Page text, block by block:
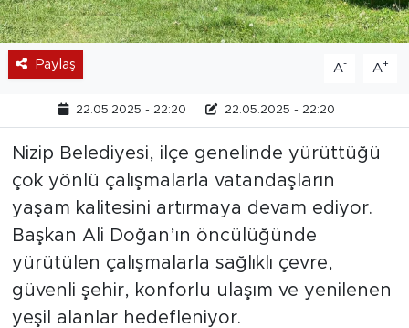
Paylaş A- A+
22.05.2025 - 22:20 22.05.2025 - 22:20
Nizip Belediyesi, ilçe genelinde yürüttüğü
çok yönlü çalışmalarla vatandaşların
yaşam kalitesini artırmaya devam ediyor.
Başkan Ali Doğan’ın öncülüğünde
yürütülen çalışmalarla sağlıklı çevre,
güvenli şehir, konforlu ulaşım ve yenilenen
yeşil alanlar hedefleniyor.